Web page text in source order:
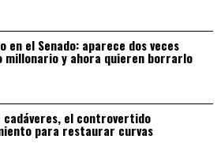
en el Senado: aparece dos veces
y ahora quieren borrarlo
cadáveres, el controvertido
para restaurar curvas